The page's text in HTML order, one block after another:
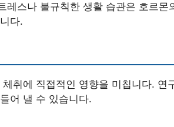
레스나 불규칙한 생활 습관은 호르몬
다.
취에 직접적인 영향을 미칩니다. 연
어 낼 수 있습니다.